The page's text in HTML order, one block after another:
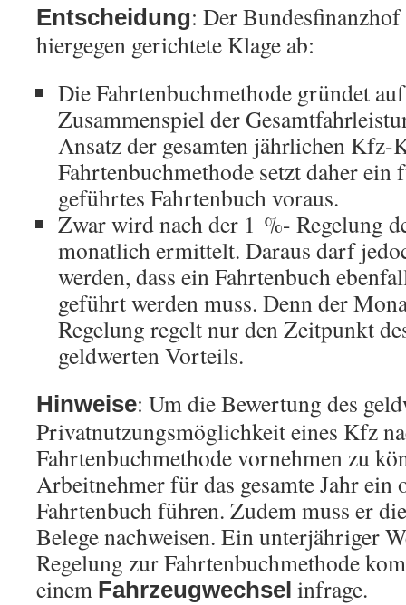
Entscheidung: Der
hiergegen gerichtete Klage ab:
Die Fahrtenbuchmethode gründet
Zusammenspiel der
Ansatz der gesamten jährlichen Kfz-
Fahrtenbuchmethode setzt daher ein
geführtes Fahrtenbuch voraus.
Zwar wird nach der 1 %- Regelung
monatlich ermittelt. Daraus darf
werden, dass ein Fahrtenbuch
geführt werden muss. Denn der
Regelung regelt nur den Zeitpunkt
geldwerten Vorteils.
Hinweise: Um die Bewertung des
Privatnutzungsmöglichkeit eines Kfz
Fahrtenbuchmethode vornehmen zu
Arbeitnehmer für das gesamte Jahr ein
Fahrtenbuch führen. Zudem muss er
Belege nachweisen. Ein unterjähriger
Regelung zur Fahrtenbuchmethode
einem Fahrzeugwechsel infrage.